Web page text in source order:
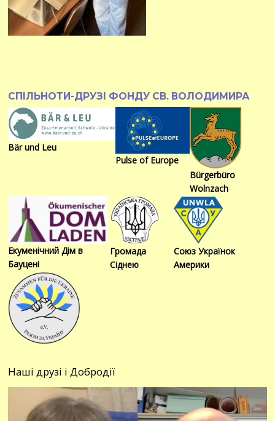
СПІЛЬНОТИ-ДРУЗІ ФОНДУ СВ. ВОЛОДИМИРА
Bär und Leu
Pulse of Europe
Bürgerbüro
Wolnzach
Екуменічний Дім в
Бауцені
Громада
Сіднею
Союз Українок
Америки
Наші друзі і Добродії